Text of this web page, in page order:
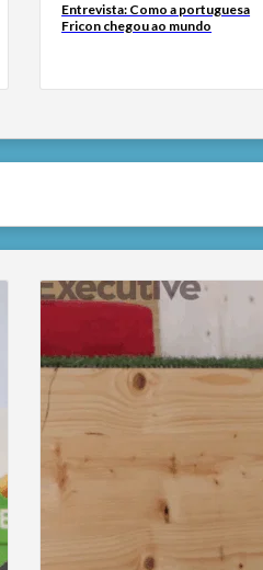
Entrevista: Como a portuguesa
Fricon chegou ao mundo